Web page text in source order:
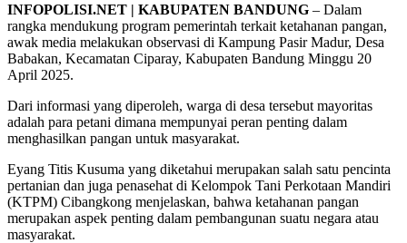
INFOPOLISI.NET | KABUPATEN BANDUNG – Dalam
rangka mendukung program pemerintah terkait ketahanan pangan,
awak media melakukan observasi di Kampung Pasir Madur, Desa
Babakan, Kecamatan Ciparay, Kabupaten Bandung Minggu 20
April 2025.
Dari informasi yang diperoleh, warga di desa tersebut mayoritas
adalah para petani dimana mempunyai peran penting dalam
menghasilkan pangan untuk masyarakat.
Eyang Titis Kusuma yang diketahui merupakan salah satu pencinta
pertanian dan juga penasehat di Kelompok Tani Perkotaan Mandiri
(KTPM) Cibangkong menjelaskan, bahwa ketahanan pangan
merupakan aspek penting dalam pembangunan suatu negara atau
masyarakat.